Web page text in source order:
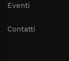
Eventi
Contatti